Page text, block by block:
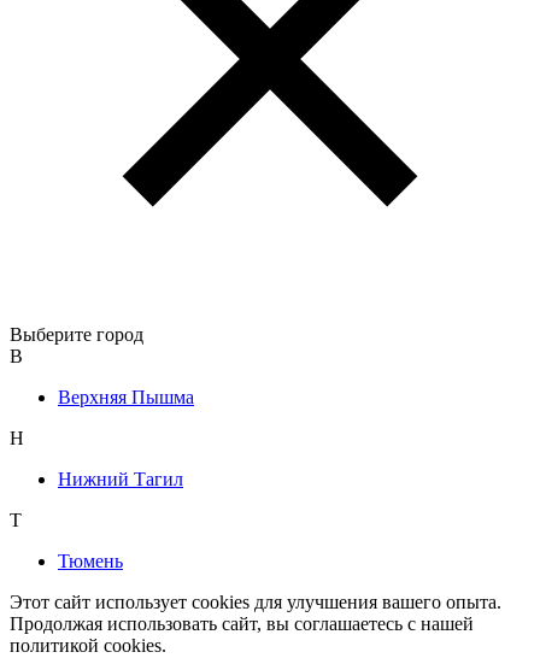
Выберите город
В
Верхняя Пышма
Н
Нижний Тагил
Т
Тюмень
Этот сайт использует cookies для улучшения вашего опыта.
Продолжая использовать сайт, вы соглашаетесь с нашей
политикой cookies.